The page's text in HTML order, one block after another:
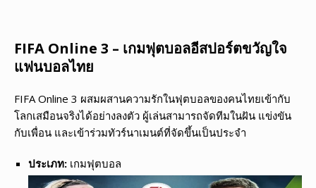
FIFA Online 3 – เกมฟุตบอลอีสปอร์ตขวัญใจ
แฟนบอลไทย
FIFA Online 3 ผสมผสานความรักในฟุตบอลของคนไทยเข้ากับ
โลกเสมือนจริงได้อย่างลงตัว ผู้เล่นสามารถจัดทีมในฝัน แข่งขัน
กับเพื่อน และเข้าร่วมทัวร์นาเมนต์ที่จัดขึ้นเป็นประจำ
ประเภท: เกมฟุตบอล